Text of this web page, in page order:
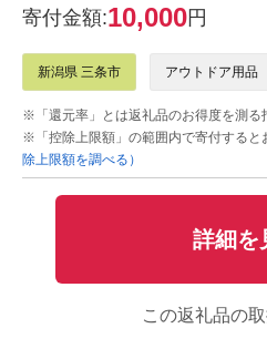
寄付金額:10,000円
新潟県 三条市 アウトドア用品
※「還元率」とは返礼品のお得度を測る
※「控除上限額」の範囲内で寄付すると
除上限額を調べる）
詳細を
この返礼品の